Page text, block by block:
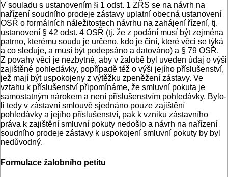
V souladu s ustanovením § 1 odst. 1 ZŘS se na návrh na
nařízení soudního prodeje zástavy uplatní obecná ustanovení
OSŘ o formálních náležitostech návrhu na zahájení řízení, tj.
ustanovení § 42 odst. 4 OSŘ (tj. že z podání musí být zejména
patrno, kterému soudu je určeno, kdo je činí, které věci se týká
a co sleduje, a musí být podepsáno a datováno) a § 79 OSŘ.
Z povahy věci je nezbytné, aby v žalobě byl uveden údaj o výši
zajištěné pohledávky, popřípadě též o výši jejího příslušenství,
jež mají být uspokojeny z výtěžku zpeněžení zástavy. Ve
vztahu k příslušenství připomínáme, že smluvní pokuta je
samostatným nárokem a není příslušenstvím pohledávky. Bylo-
li tedy v zástavní smlouvě sjednáno pouze zajištění
pohledávky a jejího příslušenství, pak k vzniku zástavního
práva k zajištění smluvní pokuty nedošlo a návrh na nařízení
soudního prodeje zástavy k uspokojení smluvní pokuty by byl
nedůvodný.
Formulace žalobního petitu